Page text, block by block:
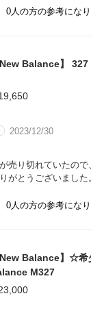
0人の方の参考にな
New Balance】
2023/12/30
売り切れていたの
がとうございました
0 人の方の参考にな
New Balance】☆
M327